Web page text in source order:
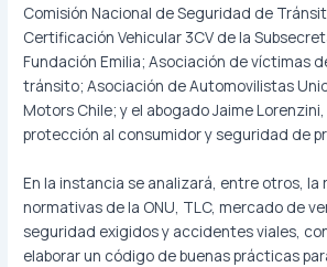
Comisión Nacional de Seguridad de
Certificación Vehicular 3CV de la
Fundación Emilia; Asociación de víctimas
tránsito; Asociación de Automovilistas
Motors Chile; y el abogado Jaime
protección al consumidor y seguridad de
En la instancia se analizará, entre otros, la
normativas de la ONU, TLC, mercado de
seguridad exigidos y accidentes viales,
elaborar un código de buenas prácticas